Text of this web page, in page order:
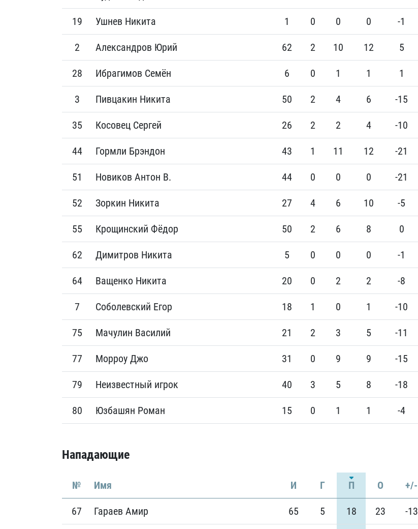
19 Ушнев Никита 1 0 0 0 -1
2 Александров Юрий 62 2 10 12 5
28 Ибрагимов Семён 6 0 1 1 1
3 Пивцакин Никита 50 2 4 6 -15
35 Косовец Сергей 26 2 2 4 -10
44 Гормли Брэндон 43 1 11 12 -21
51 Новиков Антон В. 44 0 0 0 -21
52 Зоркин Никита 27 4 6 10 -5
55 Крощинский Фёдор 50 2 6 8 0
62 Димитров Никита 5 0 0 0 -1
64 Ващенко Никита 20 0 2 2 -8
7 Соболевский Егор 18 1 0 1 -10
75 Мачулин Василий 21 2 3 5 -11
77 Морроу Джо 31 0 9 9 -15
79 Неизвестный игрок 40 3 5 8 -18
80 Юзбашян Роман 15 0 1 1 -4
Нападающие
№ Имя И Г П О +/-
67 Гараев Амир 65 5 18 23 -13